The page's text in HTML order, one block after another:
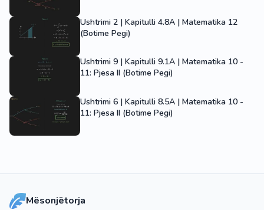
Ushtrimi 2 | Kapitulli 4.8A | Matematika 12
(Botime Pegi)
Ushtrimi 9 | Kapitulli 9.1A | Matematika 10 -
11: Pjesa II (Botime Pegi)
Ushtrimi 6 | Kapitulli 8.5A | Matematika 10 -
11: Pjesa II (Botime Pegi)
Mësonjëtorja